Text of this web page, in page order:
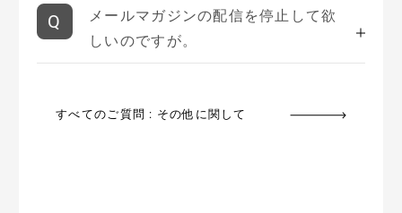
メールマガジンの配信を停止して欲
しいのですが。
すべてのご質問 : その他に関して